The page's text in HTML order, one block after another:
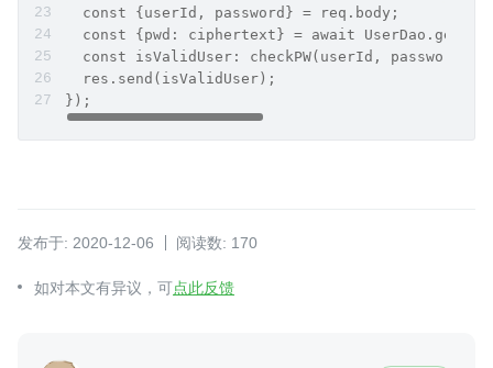
  const {userId, password} = req.body;
const {pwd: ciphertext} = await
const isValidUser: checkPW(userId, password,
  res.send(isValidUser);
});
发布于: 2020-12-06 阅读数: 170
如对本文有异议，可点此反馈